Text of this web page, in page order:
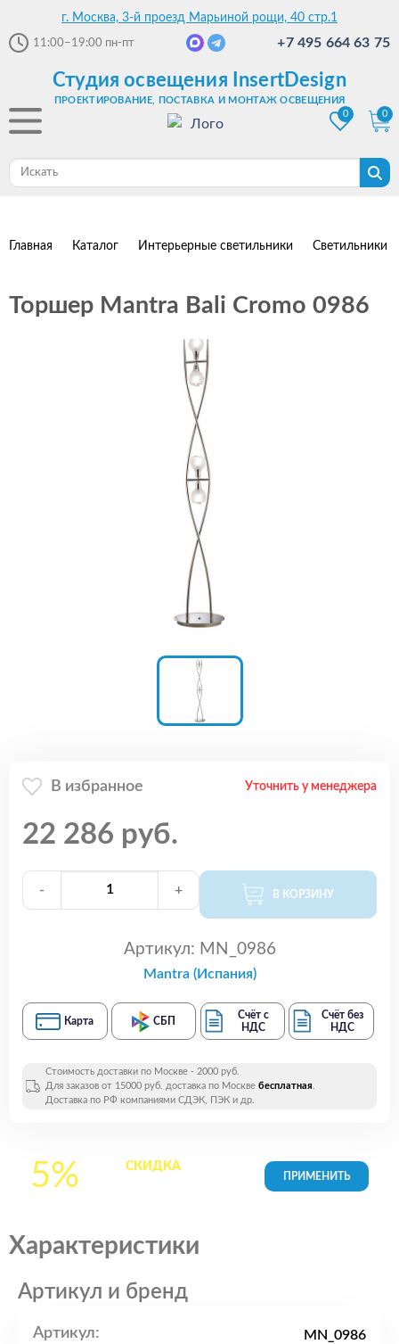
г. Москва, 3-й проезд Марьиной рощи, 40 стр.1
11:00–19:00 пн-пт +7 495 664 63 75
Студия освещения InsertDesign
ПРОЕКТИРОВАНИЕ, ПОСТАВКА И МОНТАЖ ОСВЕЩЕНИЯ
0
0
Главная Каталог Интерьерные светильники Светильники
Торшер Mantra Bali Cromo 0986
В избранное Уточнить у менеджера
22 286 руб.
- + В КОРЗИНУ
Артикул: MN_0986
Mantra (Испания)
Карта СБП
Счёт с
НДС
Счёт без
НДС
Стоимость доставки по Москве - 2000 руб.
Для заказов от 15000 руб. доставка по Москве бесплатная.
Доставка по РФ компаниями СДЭК, ПЭК и др.
5% СКИДКАна все
Характеристики
Артикул и бренд
Артикул: MN_0986